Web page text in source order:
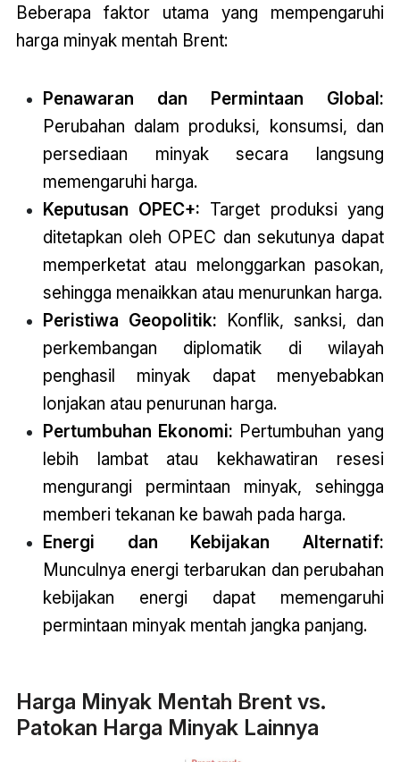
Beberapa faktor utama yang mempengaruhi
harga minyak mentah Brent:
Penawaran dan Permintaan Global:
Perubahan dalam produksi, konsumsi, dan
persediaan minyak secara langsung
memengaruhi harga.
Keputusan OPEC+: Target produksi yang
ditetapkan oleh OPEC dan sekutunya dapat
memperketat atau melonggarkan pasokan,
sehingga menaikkan atau menurunkan harga.
Peristiwa Geopolitik: Konflik, sanksi, dan
perkembangan diplomatik di wilayah
penghasil minyak dapat menyebabkan
lonjakan atau penurunan harga.
Pertumbuhan Ekonomi: Pertumbuhan yang
lebih lambat atau kekhawatiran resesi
mengurangi permintaan minyak, sehingga
memberi tekanan ke bawah pada harga.
Energi dan Kebijakan Alternatif:
Munculnya energi terbarukan dan perubahan
kebijakan energi dapat memengaruhi
permintaan minyak mentah jangka panjang.
Harga Minyak Mentah Brent vs.
Patokan Harga Minyak Lainnya